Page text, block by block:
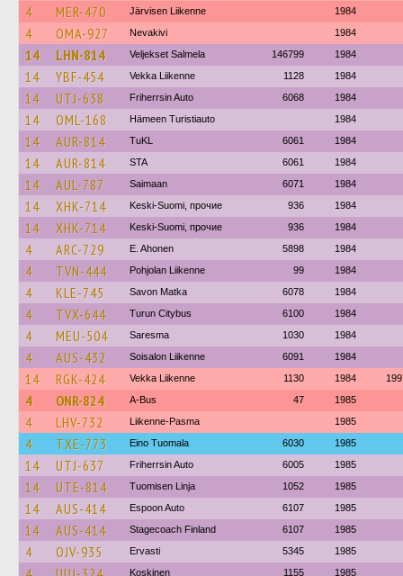
4 MER-470 Järvisen Liikenne 1984
4 OMA-927 Nevakivi 1984
14 LHN-814 Veljekset Salmela 146799 1984
14 YBF-454 Vekka Liikenne 1128 1984
14 UTJ-638 Friherrsin Auto 6068 1984
14 OML-168 Hämeen Turistiauto 1984
14 AUR-814 TuKL 6061 1984
14 AUR-814 STA 6061 1984
14 AUL-787 Saimaan 6071 1984
14 XHK-714 Keski-Suomi, прочие 936 1984
14 XHK-714 Keski-Suomi, прочие 936 1984
4 ARC-729 E. Ahonen 5898 1984
4 TVN-444 Pohjolan Liikenne 99 1984
4 KLE-745 Savon Matka 6078 1984
4 TVX-644 Turun Citybus 6100 1984
4 MEU-504 Saresma 1030 1984
4 AUS-432 Soisalon Liikenne 6091 1984
14 RGK-424 Vekka Liikenne 1130 1984
4 ONR-824 A-Bus 47 1985
4 LHV-732 Liikenne-Pasma 1985
4 TXE-773 Eino Tuomala 6030 1985
14 UTJ-637 Friherrsin Auto 6005 1985
14 UTE-814 Tuomisen Linja 1052 1985
14 AUS-414 Espoon Auto 6107 1985
14 AUS-414 Stagecoach Finland 6107 1985
4 OJV-935 Ervasti 5345 1985
Koskinen 1155 1985